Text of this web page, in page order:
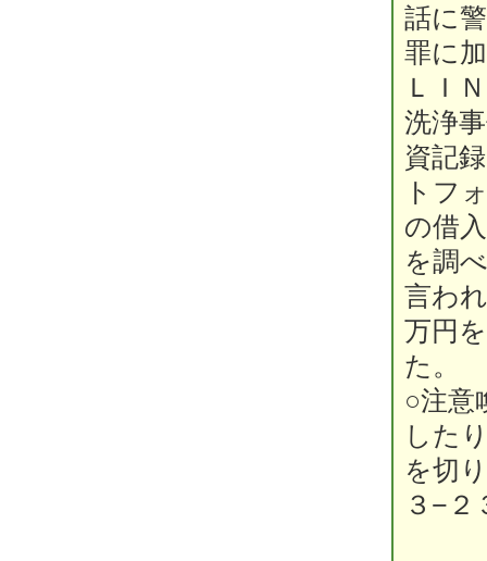
話に
罪に
ＬＩ
洗浄
資記
トフ
の借
を調
言わ
万円
た。
○注意
した
を切
３−２